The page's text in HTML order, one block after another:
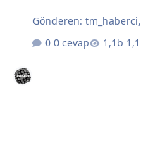
Gönderen:tm_haberci,
0 cevap